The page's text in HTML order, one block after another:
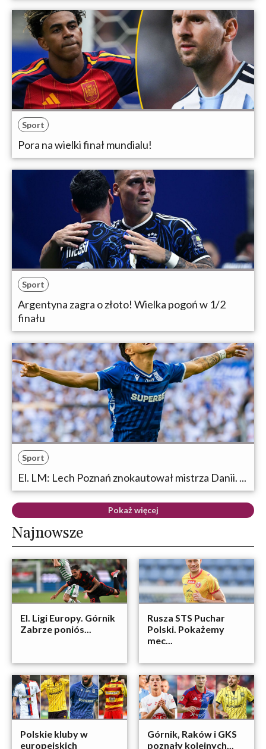
Sport
Pora na wielki finał mundialu!
Sport
Argentyna zagra o złoto! Wielka pogoń w 1/2
finału
Sport
El. LM: Lech Poznań znokautował mistrza Danii. ...
Pokaż więcej
Najnowsze
El. Ligi Europy. Górnik
Zabrze poniós...
Rusza STS Puchar
Polski. Pokażemy
mec...
Polskie kluby w
europejskich
Górnik, Raków i GKS
poznały kolejnych...